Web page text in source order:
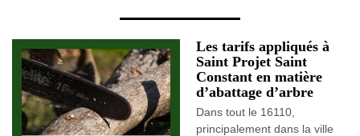
Les tarifs appliqués à
Saint Projet Saint
Constant en matière
d’abattage d’arbre
Dans tout le 16110,
principalement dans la ville